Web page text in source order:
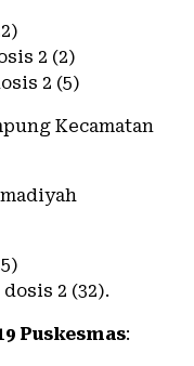
2 (2)
2 (5)
Kecamatan
2 (32).
Puskesmas: